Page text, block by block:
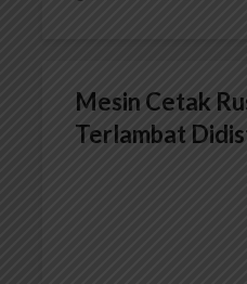
Mesin Cetak
Terlambat